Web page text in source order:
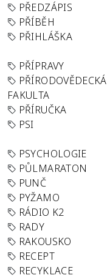
PŘEDZÁPIS
PŘÍBĚH
PŘIHLÁŠKA
PŘÍPRAVY
PŘÍRODOVĚDECKÁ
FAKULTA
PŘÍRUČKA
PSI
PSYCHOLOGIE
PŮLMARATON
PUNČ
PYŽAMO
RÁDIO K2
RADY
RAKOUSKO
RECEPT
RECYKLACE